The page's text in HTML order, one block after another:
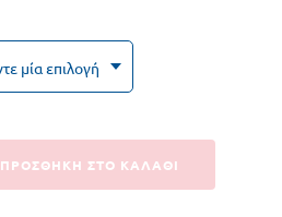
ΠΡΟΣΘΗΚΗ ΣΤΟ ΚΑΛΑΘΙ